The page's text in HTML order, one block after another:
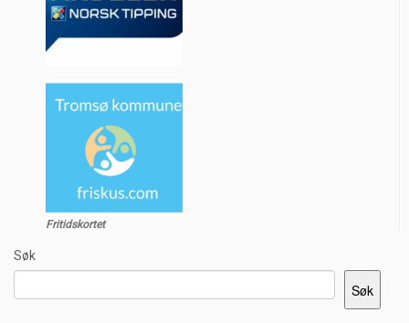
Fritidskortet
Søk
Søk